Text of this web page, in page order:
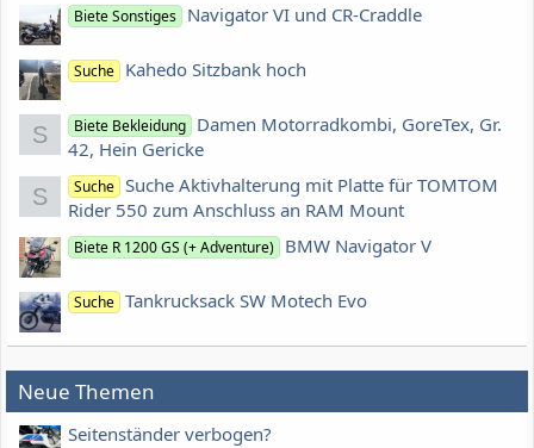
Biete Sonstiges Navigator VI und CR-Craddle
Suche Kahedo Sitzbank hoch
S Biete Bekleidung Damen Motorradkombi, GoreTex, Gr.
42, Hein Gericke
S Suche Suche Aktivhalterung mit Platte für TOMTOM
Rider 550 zum Anschluss an RAM Mount
Biete R 1200 GS (+ Adventure) BMW Navigator V
Suche Tankrucksack SW Motech Evo
Neue Themen
Seitenständer verbogen?